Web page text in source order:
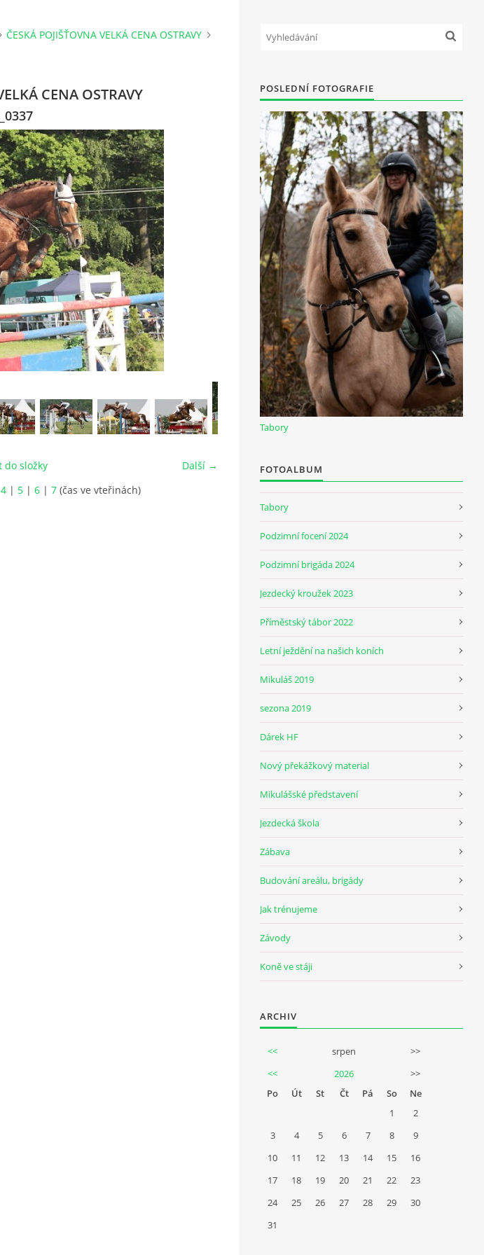
ČESKÁ POJIŠŤOVNA VELKÁ CENA OSTRAVY
CENA OSTRAVY
Další →
do složky
4 | 5 | 6 | 7 (čas ve vteřinách)
POSLEDNÍ FOTOGRAFIE
Tabory
FOTOALBUM
Tabory
Podzimní focení 2024
Podzimní brigáda 2024
Jezdecký kroužek 2023
Příměstský tábor 2022
Letní ježdění na našich koních
Mikuláš 2019
sezona 2019
Dárek HF
Nový překážkový material
Mikulášské představení
Jezdecká škola
Zábava
Budování areálu, brigády
Jak trénujeme
Závody
Koně ve stáji
ARCHIV
<< srpen
>>
<<
2026
>>
Po
Út St Čt Pá So
Ne
1
2
3
4 5 6 7 8
9
10
11 12 13 14 15
16
17
18 19 20 21 22
23
24
25 26 27 28 29
30
31